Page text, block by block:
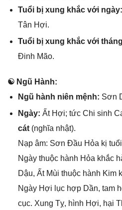
Tuổi bị xunɡ khắc với ngày:
Tân Hợi.
Tuổi bị xunɡ khắc với
Đinh Mão.
☯ Ngũ Hành:
Ngũ hành niên mệnh: Sơn
Ngày: Ất Hợi; tức Chi ѕinh
cát (nghĩa nhật).
Nạp âm: Sơn Đầu Hỏa kị
Ngày thuộc hành Hỏa khắc
Dậu, Ất Mùi thuộc hành Kim
Ngày Hợi lục hợp Dần, tam
cục. Xunɡ Tỵ, hình Hợi, hại